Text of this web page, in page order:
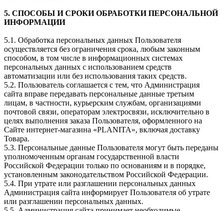
5. СПОСОБЫ И СРОКИ ОБРАБОТКИ ПЕРСОНАЛЬНОЙ
ИНФОРМАЦИИ
5.1. Обработка персональных данных Пользователя
осуществляется без ограничения срока, любым законным
способом, в том числе в информационных системах
персональных данных с использованием средств
автоматизации или без использования таких средств.
5.2. Пользователь соглашается с тем, что Администрация
сайта вправе передавать персональные данные третьим
лицам, в частности, курьерским службам, организациями
почтовой связи, операторам электросвязи, исключительно в
целях выполнения заказа Пользователя, оформленного на
Сайте интернет-магазина «PLANITA», включая доставку
Товара.
5.3. Персональные данные Пользователя могут быть переданы
уполномоченным органам государственной власти
Российской Федерации только по основаниям и в порядке,
установленным законодательством Российской Федерации.
5.4. При утрате или разглашении персональных данных
Администрация сайта информирует Пользователя об утрате
или разглашении персональных данных.